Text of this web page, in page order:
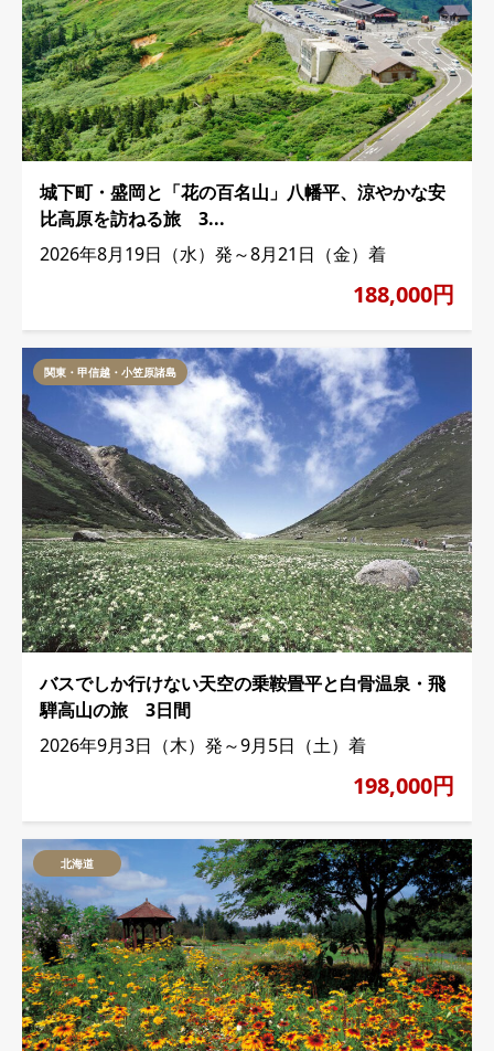
城下町・盛岡と「花の百名山」八幡平、涼やかな安
比高原を訪ねる旅 3...
2026年8月19日（水）発～8月21日（金）着
188,000円
関東・甲信越・小笠原諸島
バスでしか行けない天空の乗鞍畳平と白骨温泉・飛
騨高山の旅 3日間
2026年9月3日（木）発～9月5日（土）着
198,000円
北海道